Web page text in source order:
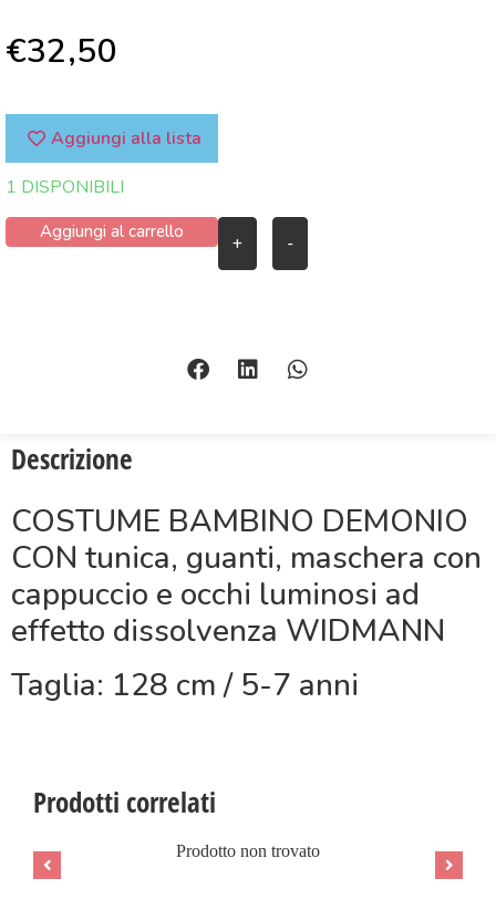
€32,50
Aggiungi alla lista
1 DISPONIBILI
+ -
Aggiungi al carrello
Descrizione
COSTUME BAMBINO DEMONIO
CON tunica, guanti, maschera con
cappuccio e occhi luminosi ad
effetto dissolvenza WIDMANN
Taglia: 128 cm / 5-7 anni
Prodotti correlati
Prodotto non trovato